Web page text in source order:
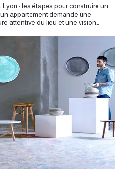
permet de repérer les points forts, les tensions, les contraintes et les opportunités. Où se trouve la meilleure lumière ? Quelle pièce mérite d’être agrandie ? Quelle circulation peut devenir plus fluide ? Quel mur structure vraiment l’appartement ? Quelle vue peut être cadrée ? Quel espace manque de fonction ? Quel élément ancien peut devenir le point d’ancrage du projet ? Cette analyse donne du sens aux premières pistes. Elle évite les décisions isolées et permet de construire une vision d’ensemble. L’architecture intérieure commence ici à relier le lieu et l’usage. L’APS : poser les grandes orientations du projet L’APS, ou avant-projet sommaire, permet d’explorer les premières réponses architecturales. Cette étape ouvre le champ des possibles. Elle propose des orientations de plan, des intentions de volumes, des principes de circulation, des relations entre les pièces et une première ambiance générale. Dans un appartement lyonnais, l’APS peut par exemple étudier plusieurs manières d’ouvrir une cuisine sur le séjour, de transformer une pièce en suite parentale, de créer une mezzanine dans un canut, de rendre une entrée plus lisible ou de réorganiser un appartement familial. Le plan devient un outil de dialogue. Il permet de comparer les scénarios, de mesurer les avantages de chaque option et de choisir la direction la plus juste. L’APS donne une première forme au projet. Il transforme les envies en structure spatiale. L’APD : affiner le projet et préciser les choix L’APD, ou avant-projet définitif, vient approfondir la direction retenue. Les plans deviennent plus précis. Les volumes se stabilisent. Les matériaux se dessinent. Les agencements prennent leur place. Les ambiances se clarifient. Les détails importants commencent à apparaître. Cette étape permet de passer d’une idée générale à un projet réellement construit. On y précise les implantations de cuisine, les salles de bains, les rangements, les éclairages, les revêtements, les menuiseries intérieures, les couleurs, les sols et les éléments sur mesure. Dans un appartement ancien, l’APD permet aussi de mieux anticiper les contraintes techniques : emplacement des réseaux, hauteur disponible, reprises possibles, relation avec la copropriété, intégration des équipements, cohérence entre esthétique et usage. Le projet gagne en lisibilité. Chaque choix trouve sa place dans une composition globale. Le choix des matières : créer l’atmosphère du lieu Les matières donnent au projet sa dimension sensible. Bois, pierre, céramique, métal, verre, peinture, tissu, enduit, parquet ou béton ciré créent une relation directe avec le corps, la lumière et les gestes du quotidien. Le choix des matières doit répondre au lieu. Un appartement haussmannien peut accueillir des teintes profondes, un parquet restauré, des moulures valorisées et des éléments contemporains dessinés avec sobriété. Un canut peut recevoir une écriture plus graphique, des rangements toute hauteur, du métal, du bois et des transparences. Un logement récent peut gagner en caractère grâce à des matières plus texturées et des agencements sur mesure. La couleur intervient aussi comme un outil architectural. Elle peut souligner une entrée, adoucir une chambre, donner de la profondeur à un séjour ou créer une transition entre deux espaces. Les matières construisent l’identité du projet. Elles traduisent l’intention en atmosphère. Le mobilier sur mesure : structurer et révéler Le mobilier sur mesure occupe souvent une place centrale dans une rénovation d’appartement. Il permet d’optimiser l’espace, d’intégrer les rangements, de structurer les volumes et de donner une continuité au projet. Une bibliothèque peut cadrer un séjour. Un meuble d’entrée peut organiser le quotidien. Une cuisine peut devenir une ligne architecturale. Une tête de lit peut intégrer des rangements. Une banquette peut prolonger une fenêtre. Un dressing peut apaiser une chambre. Dans les appartements lyonnais, le sur mesure permet aussi de composer avec les particularités du bâti. Murs anciens, hauteurs généreuses, angles irréguliers, niches, alcôves, couloirs, mezzanines ou pièces compactes trouvent souvent une réponse plus juste par le dessin. Le mobilier devient alors plus qu’un équipement. Il devient architecture intérieure. Le budget : hiérarchiser les priorités Le budget accompagne le projet à chaque étape. Il permet de choisir avec discernement, de hiérarchiser les interventions et de placer les moyens au bon endroit. Dans une rénovation, tout mérite rarement le même niveau d’investissement. Certains postes structurent fortement la qualité du projet : le plan, la lumière, les sols, la cuisine, la salle de bains, les rangements, les menuiseries intérieures et les détails d’usage. L’enjeu consiste à créer une cohérence entre ambition, surface, état initial et niveau de finition. Un budget bien pensé devient un outil de projet. Il aide à arbitrer, à simplifier, à renforcer certaines intentions et à garder une direction claire. La qualité d’une rénovation vient souvent de cette précision dans les choix. Le dossier de consultation : traduire le projet pour les entreprises Lorsque le projet est suffisamment défini, le dossier de consultation permet de le présenter aux entreprises. Ce dossier peut comprendre des plans, des élévations, des principes d’agencement, des descriptifs, des choix de matériaux, des indications techniques et des attentes de finition. Il sert à obtenir des devis cohérents et comparables. Plus le projet est précis, plus les réponses peuvent être lisibles. Le dossier de consultation donne une forme concrète au projet avant le chantier. Il permet aux entreprises de comprendre les attentes, les quantités, les détails importants et les niveaux de prestation. Cette étape protège la cohérence du projet. Elle relie la